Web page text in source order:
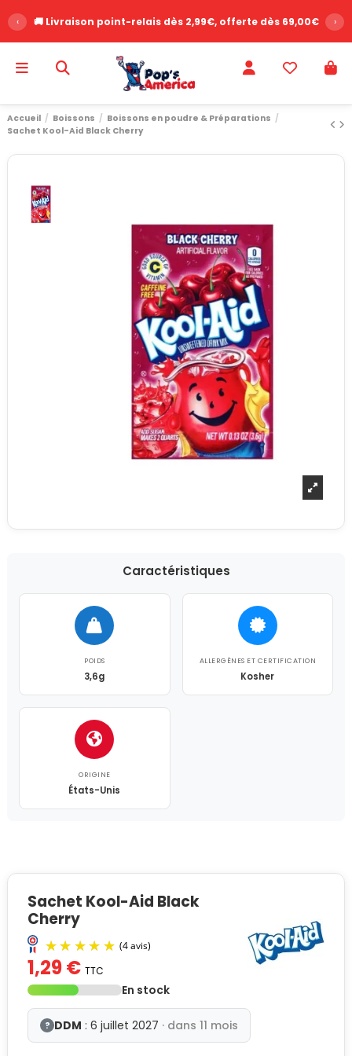
‹ 🚚 Livraison point-relais dès 2,99€, offerte dès 69,00€ ›
Accueil Boissons
Boissons en poudre & Préparations
Sachet Kool-Aid Black Cherry
Caractéristiques
POIDS
3,6g
ALLERGÈNES ET CERTIFICATION
Kosher
ORIGINE
États-Unis
Sachet Kool-Aid Black
Cherry
1,29 € TTC
En stock
? DDM : 6 juillet 2027 · dans 11 mois